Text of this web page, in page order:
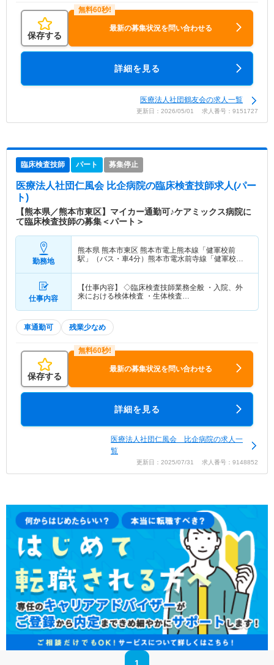
保存する
最新の募集状況を問い合わせる
詳細を見る
医療法人社団鶴友会の求人一覧
更新日：2026/05/01 求人番号：9151727
臨床検査技師 パート 募集停止
医療法人社団仁風会 比企病院の臨床検査技師求人(パー
ト)
【熊本県／熊本市東区】マイカー通勤可♪ケアミックス病院に
て臨床検査技師の募集＜パート＞
勤務地
熊本県 熊本市東区 熊本市電上熊本線「健軍校前
駅」（バス・車4分）熊本市電水前寺線「健軍校前
仕事内容
【仕事内容】 ◇臨床検査技師業務全般 ・入院、外
来における検体検査 ・生体検査…
車通勤可 残業少なめ
保存する
最新の募集状況を問い合わせる
詳細を見る
医療法人社団仁風会 比企病院の求人一
覧
更新日：2025/07/31 求人番号：9148852